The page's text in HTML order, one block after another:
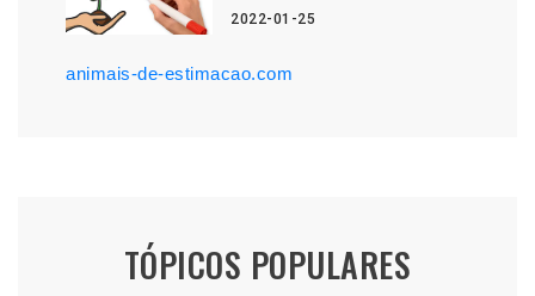
2022-01-25
animais-de-estimacao.com
TÓPICOS POPULARES